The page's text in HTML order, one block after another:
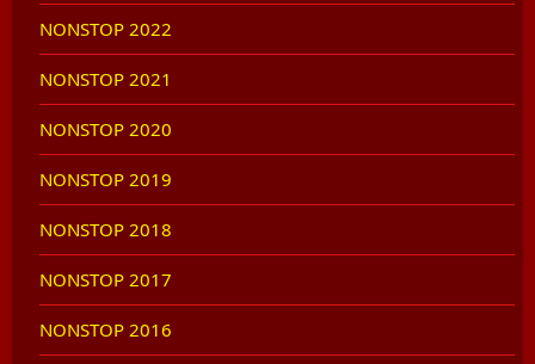
NONSTOP 2022
NONSTOP 2021
NONSTOP 2020
NONSTOP 2019
NONSTOP 2018
NONSTOP 2017
NONSTOP 2016